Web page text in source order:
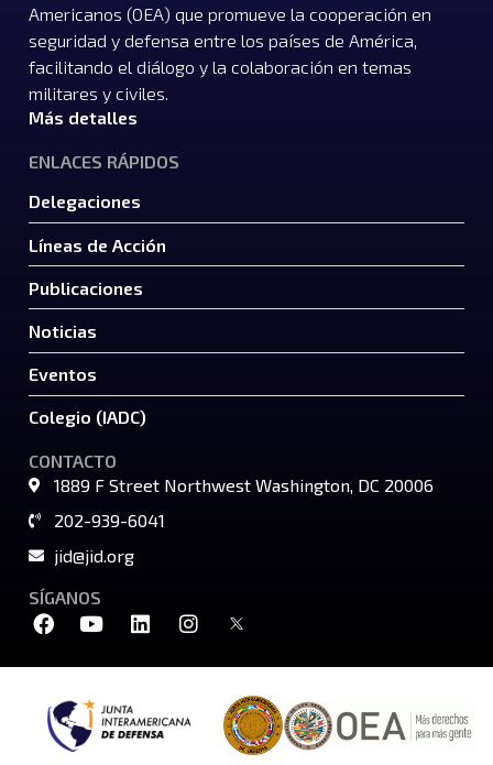
Americanos (OEA) que promueve la cooperación en
seguridad y defensa entre los países de América,
facilitando el diálogo y la colaboración en temas
militares y civiles.
Más detalles
ENLACES RÁPIDOS
Delegaciones
Líneas de Acción
Publicaciones
Noticias
Eventos
Colegio (IADC)
CONTACTO
1889 F Street Northwest Washington, DC 20006
202-939-6041
jid@jid.org
SÍGANOS